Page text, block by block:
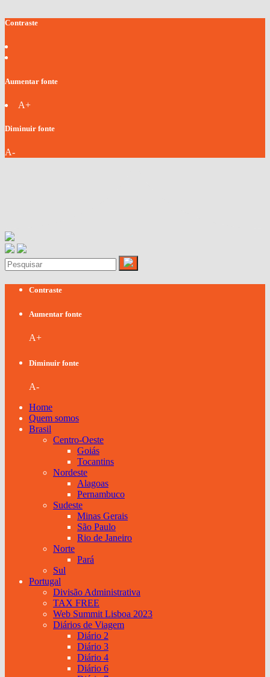
Contraste
Aumentar fonte
A+
Diminuir fonte
A-
Contraste
Aumentar fonte
A+
Diminuir fonte
A-
Home
Quem somos
Brasil
Centro-Oeste
Goiás
Tocantins
Nordeste
Alagoas
Pernambuco
Sudeste
Minas Gerais
São Paulo
Rio de Janeiro
Norte
Pará
Sul
Portugal
Divisão Administrativa
TAX FREE
Web Summit Lisboa 2023
Diários de Viagem
Diário 2
Diário 3
Diário 4
Diário 6